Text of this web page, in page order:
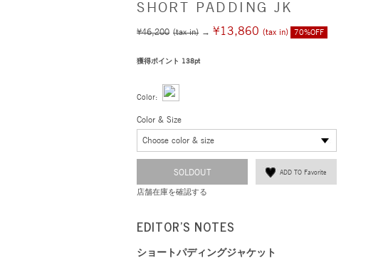
SHORT PADDING JK
¥46,200 (tax in)→¥13,860 (tax in) 70%OFF
獲得ポイント 138pt
Color:
Color & Size
Choose color & size
SOLDOUT ADD TO Favorite
店舗在庫を確認する
EDITOR'S NOTES
ショートパディングジャケット